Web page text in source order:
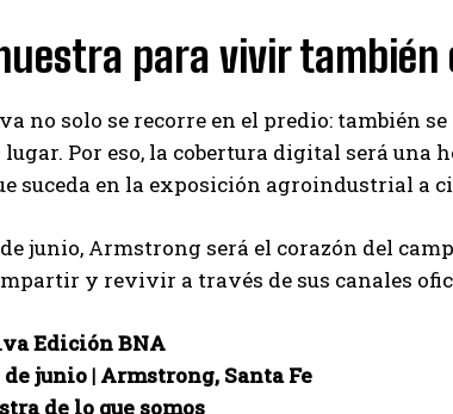
para vivir también
no solo se recorre en el predio: también
Por eso, la cobertura digital será
suceda en la exposición agroindustrial a
de junio, Armstrong será el corazón del
y revivir a través de sus canales
Edición BNA
de junio | Armstrong, Santa Fe
de lo que somos